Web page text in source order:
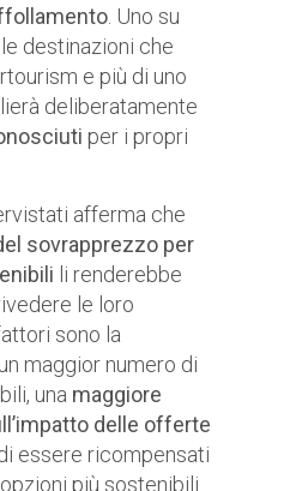
. Uno su
destinazioni che
e più di uno
deliberatamente
per i propri
afferma che
sovrapprezzo per
li renderebbe
le loro
sono la
maggior numero di
una maggiore
delle offerte
essere ricompensati
più sostenibili.